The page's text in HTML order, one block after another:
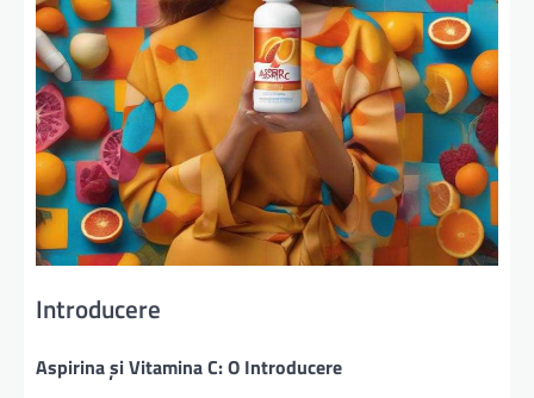
Introducere
Aspirina și Vitamina C: O Introducere